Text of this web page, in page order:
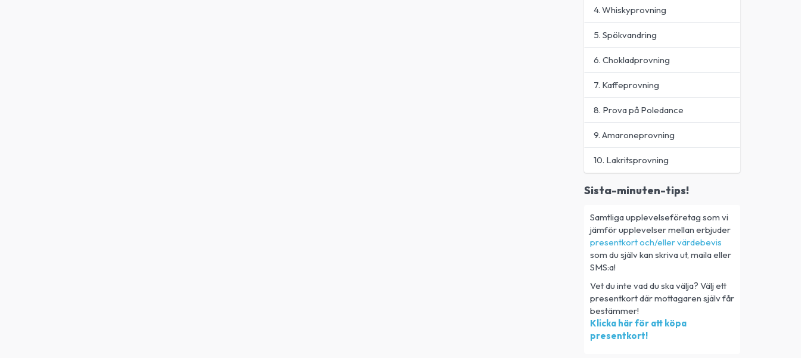
4. Whiskyprovning
5. Spökvandring
6. Chokladprovning
7. Kaffeprovning
8. Prova på Poledance
9. Amaroneprovning
10. Lakritsprovning
Sista-minuten-tips!
Samtliga upplevelseföretag som vi
jämför upplevelser mellan erbjuder
presentkort och/eller värdebevis
som du själv kan skriva ut, maila eller
SMS:a!
Vet du inte vad du ska välja? Välj ett
presentkort där mottagaren själv får
bestämmer!
Klicka här för att köpa
presentkort!